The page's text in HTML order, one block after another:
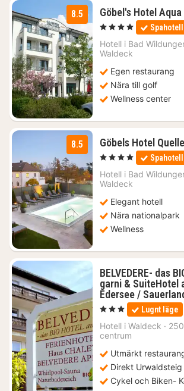
8.5 Göbel's Hotel
, 4 Stjärnor Spahotell
Hotell i Bad
Waldeck
Egen restaurang
Nära till golf
Wellness center
8.5 Göbels Hotel
, 4 Stjärnor Spahotell
Hotell i Bad
Waldeck
Elegant hotell
Nära nationalpark
Wellness
BELVEDERE- das
garni & SuiteHotel
Edersee /
, 3 Stjärnor Lugnt läge
Hotell i Waldeck ·
centrum
Utmärkt
Direkt Urwaldsteig
Cykel och Biken-